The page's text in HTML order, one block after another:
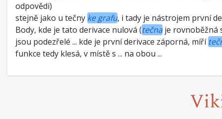
odpovědi)
stejně jako u tečny ke grafu, i tady je nástrojem první
Body, kde je tato derivace nulová (tečnaje rovnoběžná
jsou podezřelé ... kde je první derivace záporná, míří
funkce tedy klesá, v místě s ... na obou ...